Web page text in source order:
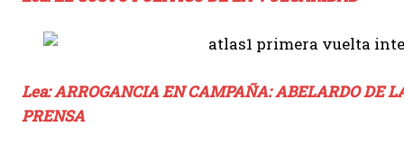
Lea: ARROGANCIA EN CAMPAÑA: ABELARDO DE
PRENSA